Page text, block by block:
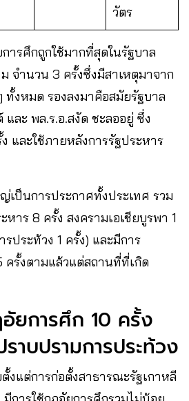
วัตร
ารศึกถูกใช้มากที่สุดในรัฐบาล
จำนวน 3 ครั้งซึ่งมีสาเหตุมาจาก
งหมด รองลงมาคือสมัยรัฐบาล
ละ พล.ร.อ.สงัด ชะลออยู่ ซึ่ง
และใช้ภายหลังการรัฐประหาร
เป็นการประกาศทั้งประเทศ รวม
หาร 8 ครั้ง สงครามเอเชียบูรพา 1
ประท้วง 1 ครั้ง) และมีการ
รั้งตามแล้วแต่สถานที่ที่เกิด
อัยการศึก 10 ครั้ง
าบปรามการประท้วง
งแต่การก่อตั้งสาธารณะรัฐเกาหลี